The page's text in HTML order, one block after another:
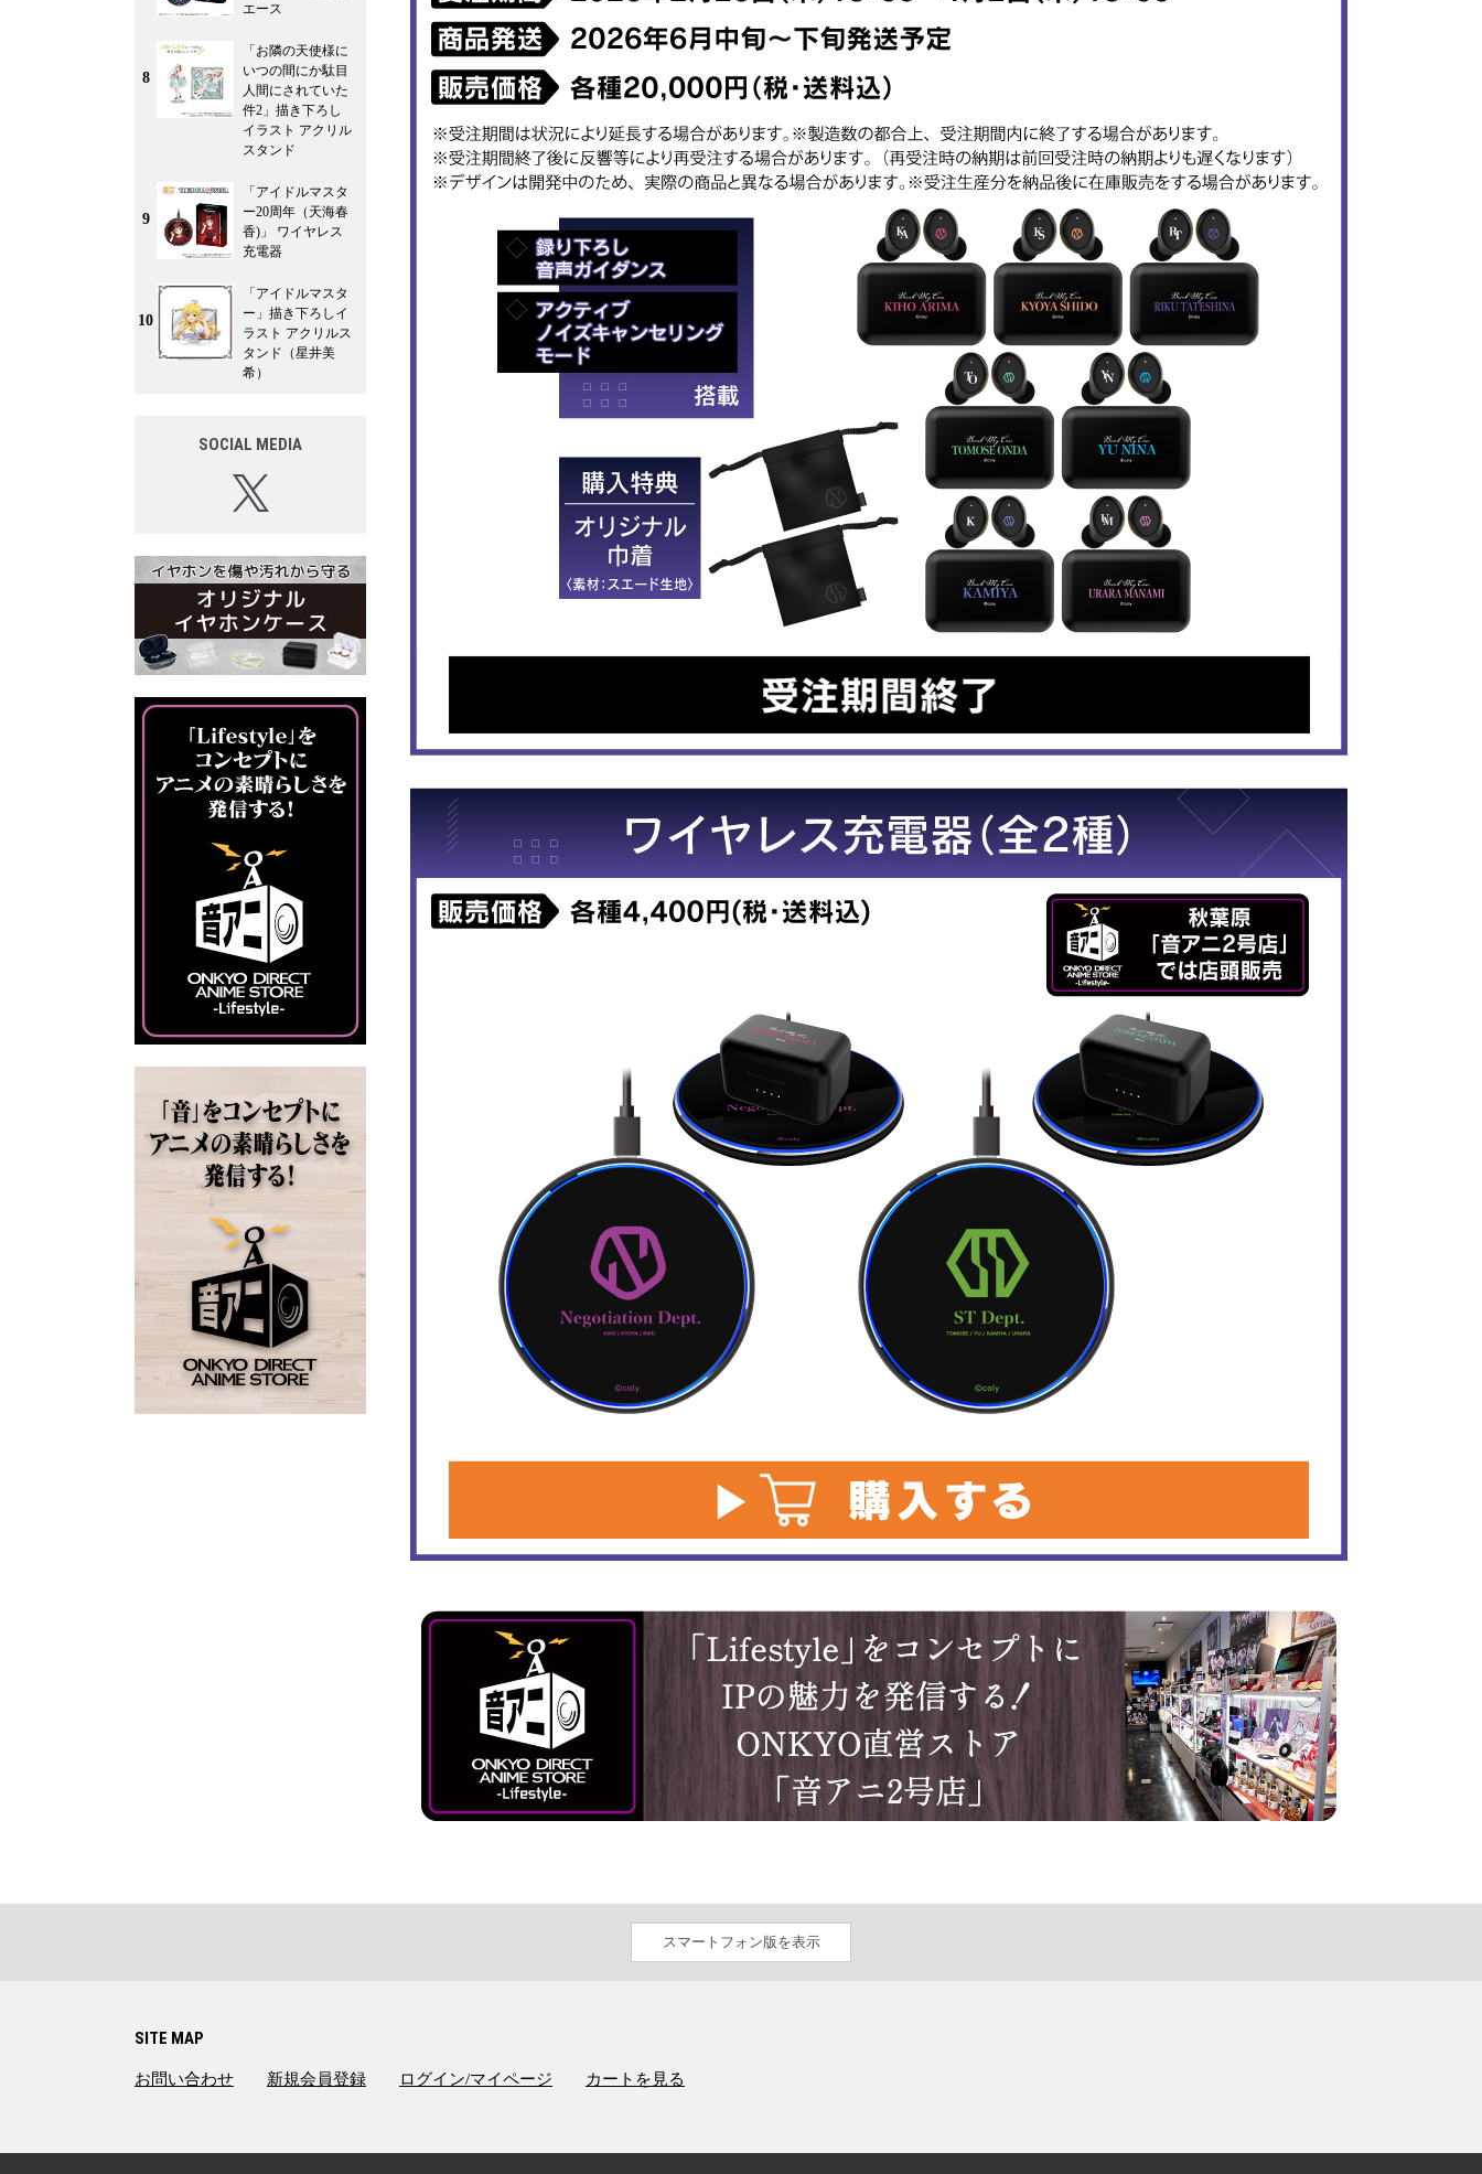
エース
8
「お隣の天使様に
いつの間にか駄目
人間にされていた
件2」描き下ろし
イラスト アクリル
スタンド
9
「アイドルマスタ
ー20周年（天海春
香)」 ワイヤレス
充電器
10
「アイドルマスタ
ー」描き下ろしイ
ラスト アクリルス
タンド（星井美
希）
SOCIAL MEDIA
スマートフォン版を表示
SITE MAP
お問い合わせ 新規会員登録 ログイン/マイページ カートを見る